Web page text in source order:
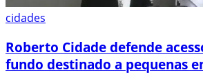
cidades
Roberto Cidade defende
fundo destinado a pequenas